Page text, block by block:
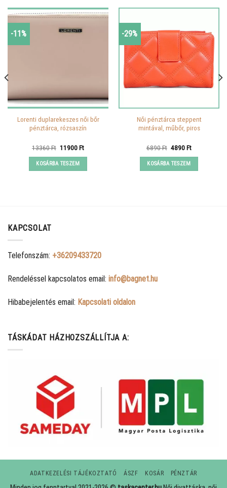
-11%
Lorenti duplarekeszes női bőr
pénztárca, rózsaszín
13360Ft Original
was:
13360 Ft.
11900FtCurrent
KOSÁRBA TESZEM
-29%
Női pénztárca steppent
mintával, műbőr, piros
6890Ft Original
was:
6890 Ft.
4890FtCurrent
KOSÁRBA TESZEM
KAPCSOLAT
Telefonszám: +36209433720
Rendeléssel kapcsolatos email: info@bagnet.hu
Hibabejelentés email: Kapcsolati oldalon
TÁSKÁDAT HÁZHOZSZÁLLÍTJA A:
ADATKEZELÉSI TÁJÉKOZTATÓ ÁSZF KOSÁR PÉNZTÁR